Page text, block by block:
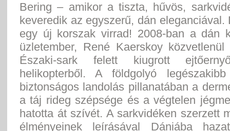
Bering – amikor a tiszta, hűvös,
keveredik az egyszerű, dán eleganciával.
egy új korszak virrad! 2008-ban a dán
üzletember, René Kaerskoy
Északi-sark felett kiugrott
helikopterből. A földgolyó
biztonságos landolás pillanatában a
a táj rideg szépsége és a végtelen
hatotta át szívét. A sarkvidéken szerzett
élményeinek leírásával Dániába